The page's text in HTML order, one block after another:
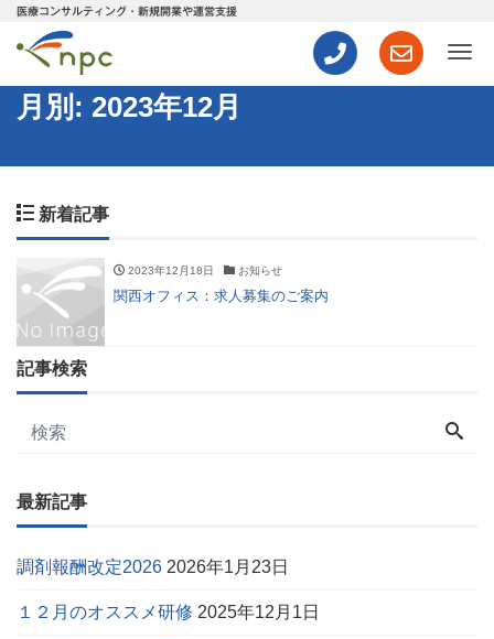
医療コンサルティング・新規開業や運営支援
ナ
月別: 2023年12月
新着記事
2023年12月18日 お知らせ
関西オフィス：求人募集のご案内
記事検索
最新記事
調剤報酬改定2026 2026年1月23日
１２月のオススメ研修 2025年12月1日